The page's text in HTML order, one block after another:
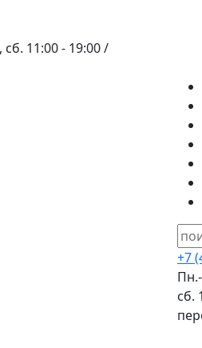
сб. 11:00 - 19:00 /
+7
сб.